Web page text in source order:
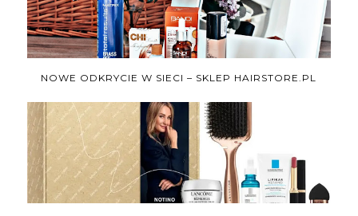
NOWE ODKRYCIE W SIECI – SKLEP HAIRSTORE.PL